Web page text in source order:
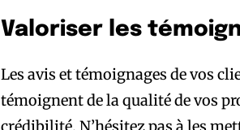
Valoriser les
Les avis et témoignages de vos
témoignent de la qualité de vos